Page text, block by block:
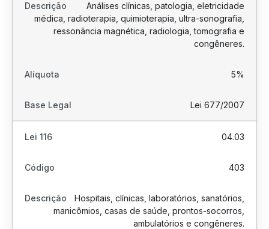
Análises clínicas, patologia, eletricidade
médica, radioterapia, quimioterapia, ultra-sonografia,
ressonância magnética, radiologia, tomografia e
congêneres.
5%
Lei 677/2007
04.03
403
Hospitais, clínicas, laboratórios, sanatórios,
manicômios, casas de saúde, prontos-socorros,
ambulatórios e congêneres.